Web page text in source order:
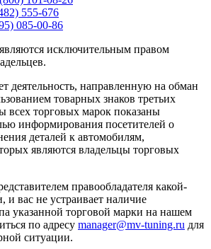
555-676
085-00-86
исключительным правом
деятельность, направленную на обман
товарных знаков третьих
всех торговых марок показаны
информирования посетителей о
деталей к автомобилям,
являются владельцы торговых
правообладателя какой-
и вас не устраивает наличие
указанной торговой марки на нашем
по адресу manager@mv-tuning.ru для
ситуации.